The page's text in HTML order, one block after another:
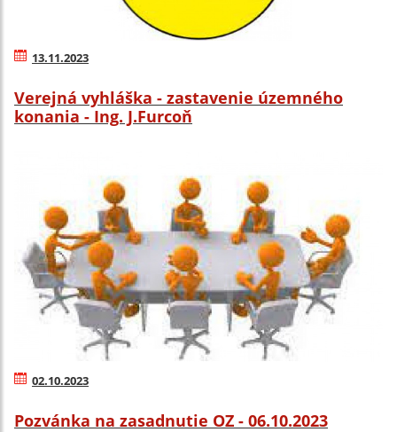
13.11.2023
Verejná vyhláška - zastavenie územného
konania - Ing. J.Furcoň
02.10.2023
Pozvánka na zasadnutie OZ - 06.10.2023